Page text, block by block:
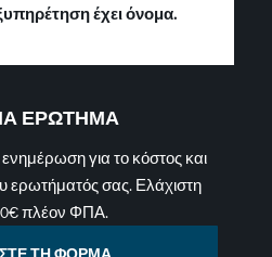
έχει όνομα.
ΕΡΩΤΗΜΑ
για το κόστος και
ερωτήματός σας. Ελάχιστη
πλέον ΦΠΑ.